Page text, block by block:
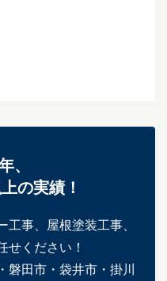
、
の実績！
事、屋根塗装工事、
せください！
田市・袋井市・掛川